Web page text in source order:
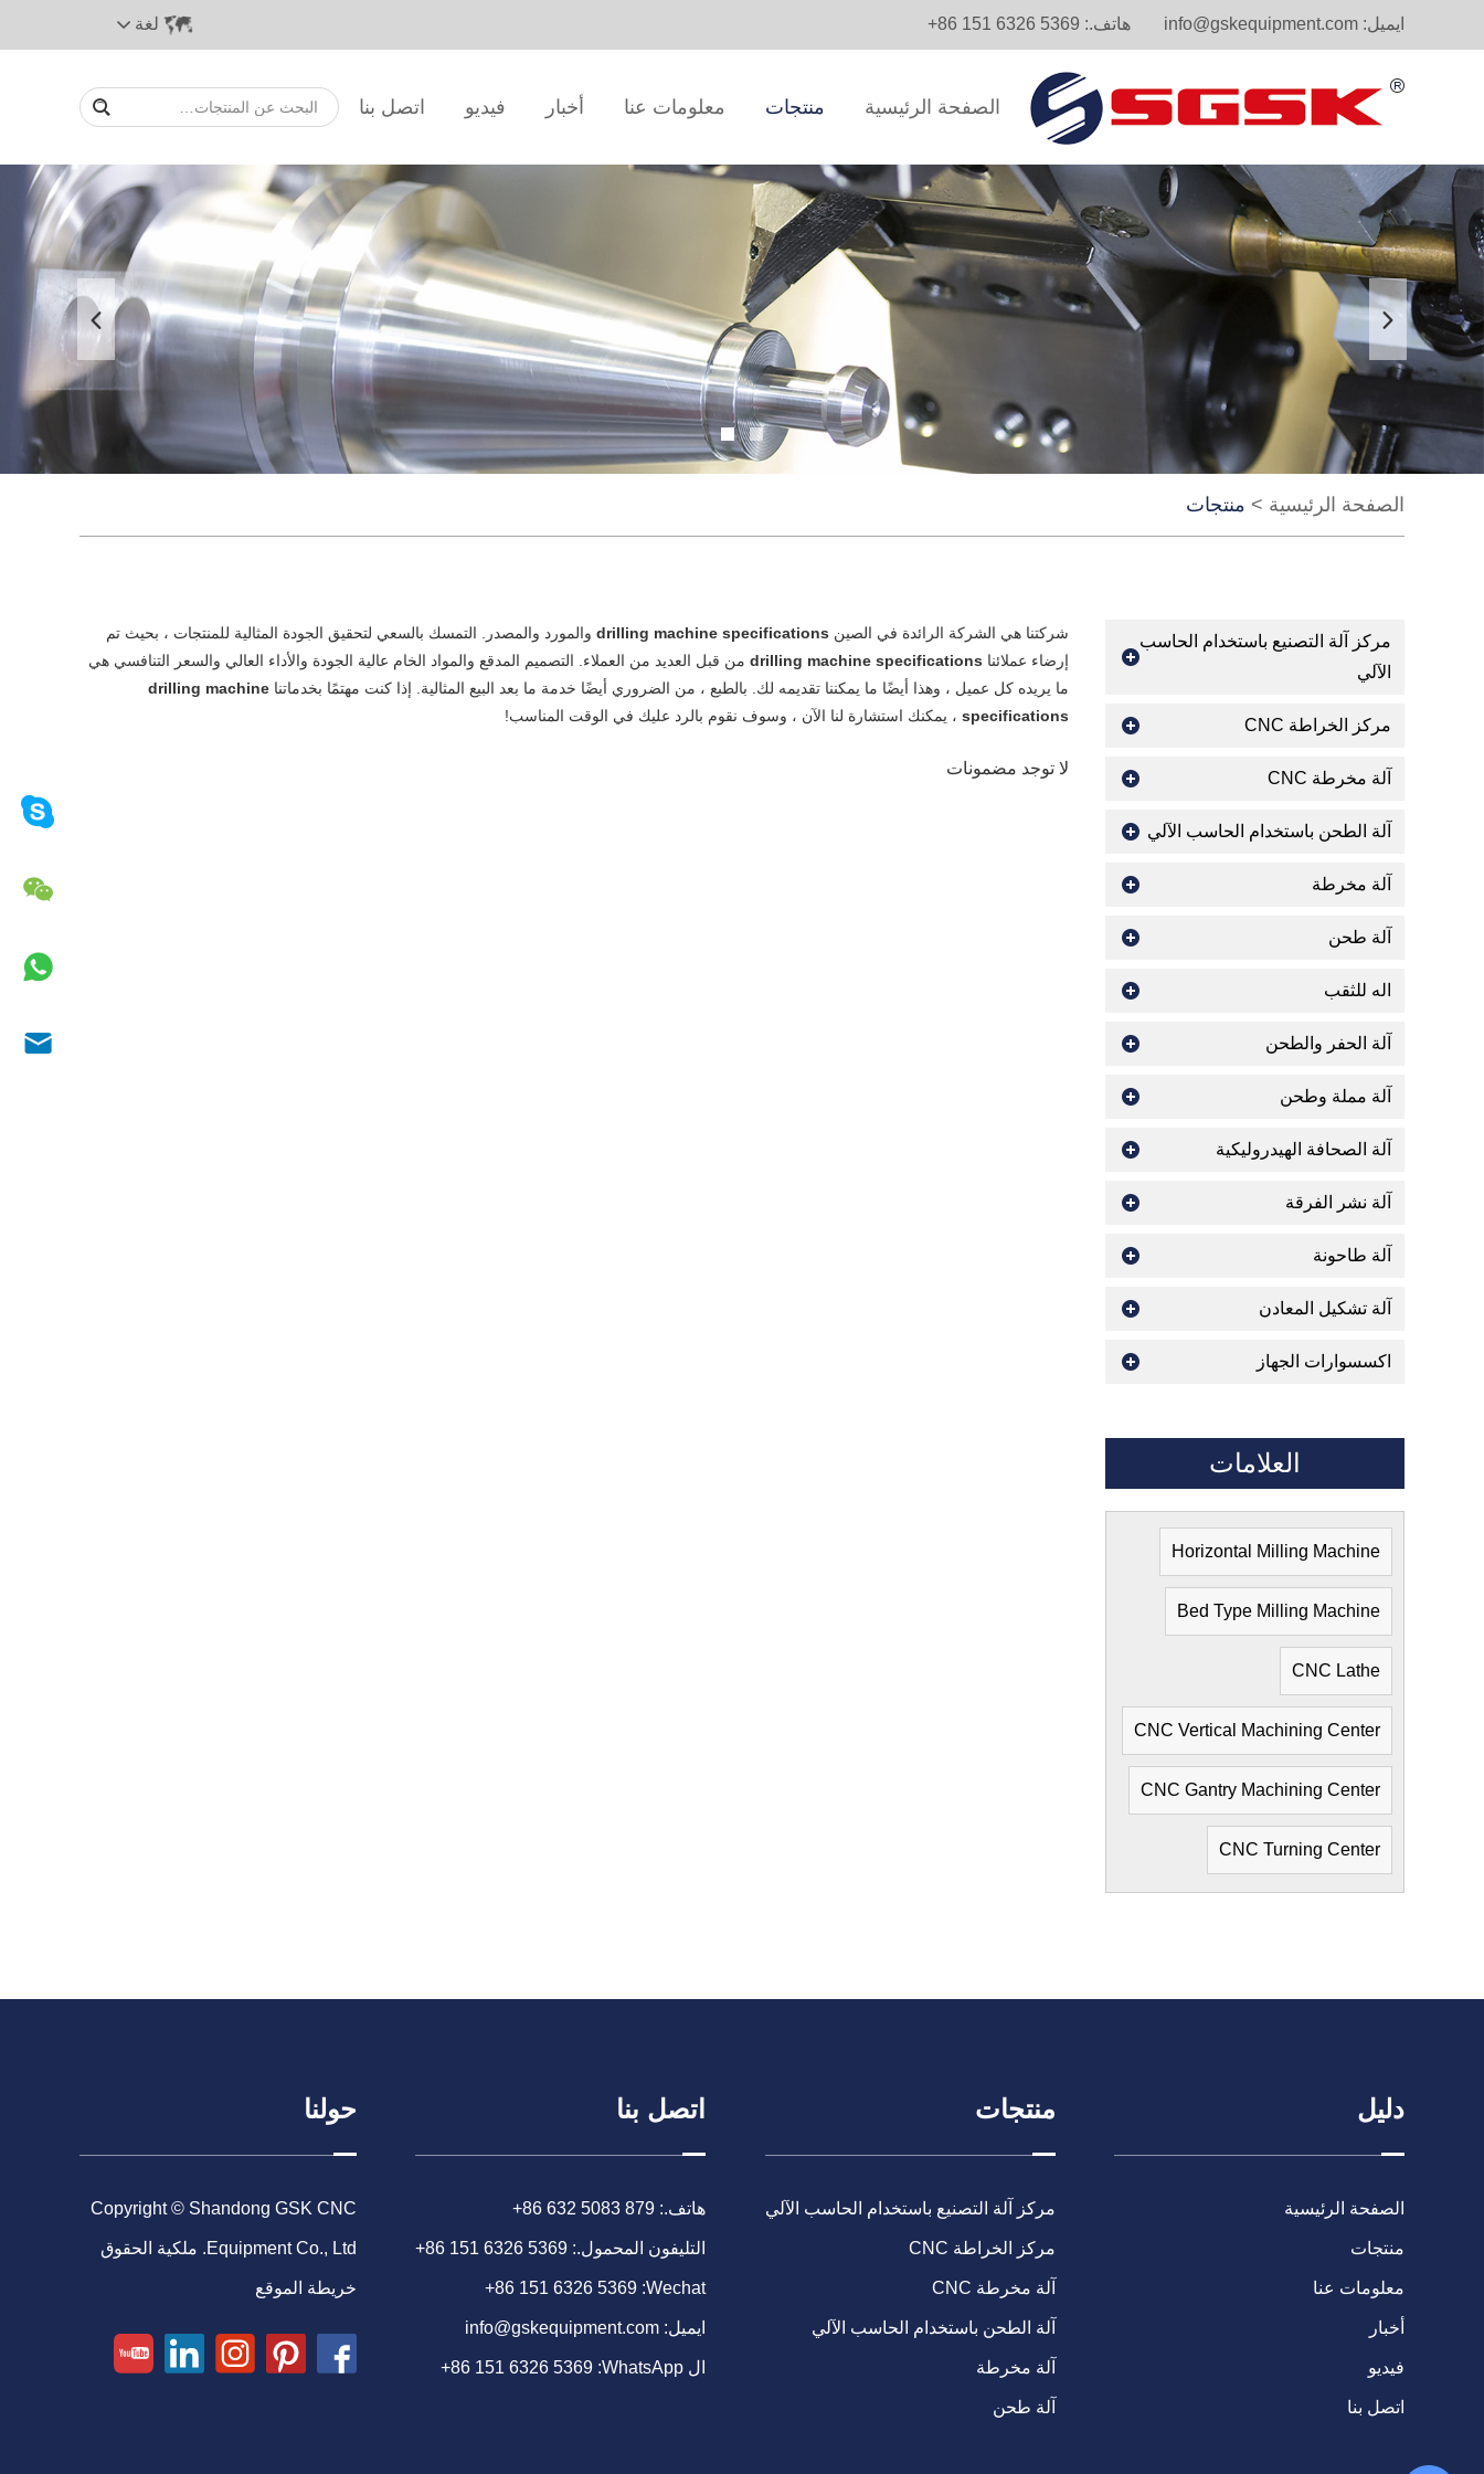
ايميل: info@gskequipment.com هاتف.: +86 151 6326 5369 لغة
الصفحة الرئيسية منتجات معلومات عنا أخبار فيديو اتصل بنا
الصفحة الرئيسية > منتجات
شركتنا هي الشركة الرائدة في الصين drilling machine specifications والمورد والمصدر. التمسك بالسعي لتحقيق الجودة المثالية للمنتجات ، بحيث تم
إرضاء عملائنا drilling machine specifications من قبل العديد من العملاء. التصميم المدقع والمواد الخام عالية الجودة والأداء العالي والسعر التنافسي هي
ما يريده كل عميل ، وهذا أيضًا ما يمكننا تقديمه لك. بالطبع ، من الضروري أيضًا خدمة ما بعد البيع المثالية. إذا كنت مهتمًا بخدماتناdrilling machine
specifications ، يمكنك استشارة لنا الآن ، وسوف نقوم بالرد عليك في الوقت المناسب!
لا توجد مضمونات
مركز آلة التصنيع باستخدام الحاسب
الآلي
مركز الخراطة CNC
آلة مخرطة CNC
آلة الطحن باستخدام الحاسب الآلي
آلة مخرطة
آلة طحن
اله للثقب
آلة الحفر والطحن
آلة مملة وطحن
آلة الصحافة الهيدروليكية
آلة نشر الفرقة
آلة طاحونة
آلة تشكيل المعادن
اكسسوارات الجهاز
العلامات
Horizontal Milling Machine
Bed Type Milling Machine
CNC Lathe
CNC Vertical Machining Center
CNC Gantry Machining Center
CNC Turning Center
دليل
الصفحة الرئيسية
منتجات
معلومات عنا
أخبار
فيديو
اتصل بنا
منتجات
مركز آلة التصنيع باستخدام الحاسب الآلي
مركز الخراطة CNC
آلة مخرطة CNC
آلة الطحن باستخدام الحاسب الآلي
آلة مخرطة
آلة طحن
اتصل بنا
هاتف.: +86 632 5083 879
التليفون المحمول.: +86 151 6326 5369
Wechat:
+86 151 6326 5369
ايميل: info@gskequipment.com
ال WhatsApp: +86 151 6326 5369
حولنا
Copyright © Shandong GSK CNC
Equipment Co., Ltd. ملكية الحقوق
خريطة الموقع